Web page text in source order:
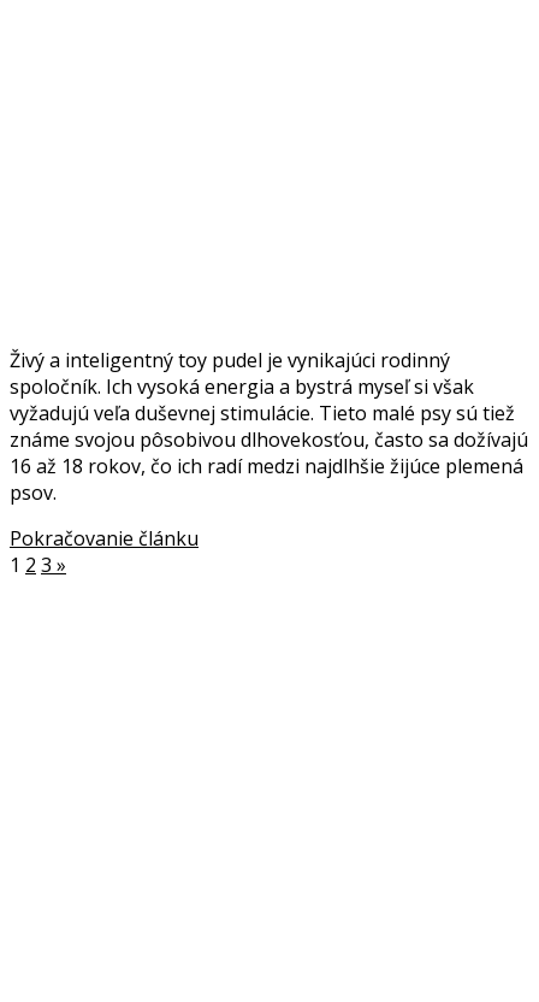
Živý a inteligentný toy pudel je vynikajúci rodinný
spoločník. Ich vysoká energia a bystrá myseľ si však
vyžadujú veľa duševnej stimulácie. Tieto malé psy sú tiež
známe svojou pôsobivou dlhovekosťou, často sa dožívajú
16 až 18 rokov, čo ich radí medzi najdlhšie žijúce plemená
psov.
Pokračovanie článku
1 2 3 »